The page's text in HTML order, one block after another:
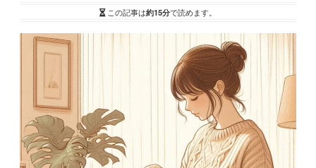
この記事は約15分で読めます。